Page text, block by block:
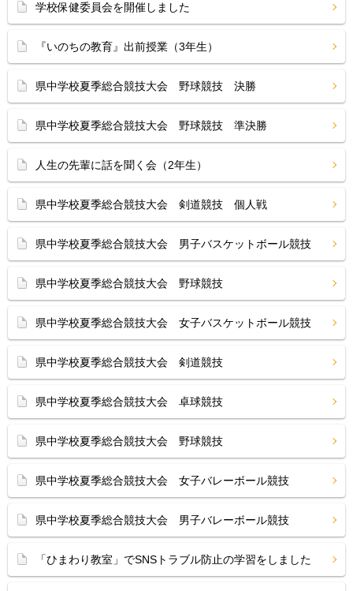
学校保健委員会を開催しました
『いのちの教育』出前授業（3年生）
県中学校夏季総合競技大会 野球競技 決勝
県中学校夏季総合競技大会 野球競技 準決勝
人生の先輩に話を聞く会（2年生）
県中学校夏季総合競技大会 剣道競技 個人戦
県中学校夏季総合競技大会 男子バスケットボール競技
県中学校夏季総合競技大会 野球競技
県中学校夏季総合競技大会 女子バスケットボール競技
県中学校夏季総合競技大会 剣道競技
県中学校夏季総合競技大会 卓球競技
県中学校夏季総合競技大会 野球競技
県中学校夏季総合競技大会 女子バレーボール競技
県中学校夏季総合競技大会 男子バレーボール競技
「ひまわり教室」でSNSトラブル防止の学習をしました